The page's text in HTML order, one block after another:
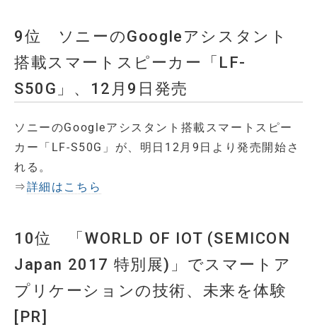
9位 ソニーのGoogleアシスタント
搭載スマートスピーカー「LF-
S50G」、12月9日発売
ソニーのGoogleアシスタント搭載スマートスピー
カー「LF-S50G」が、明日12月9日より発売開始さ
れる。
⇒詳細はこちら
10位 「WORLD OF IOT (SEMICON
Japan 2017 特別展)」でスマートア
プリケーションの技術、未来を体験
[PR]